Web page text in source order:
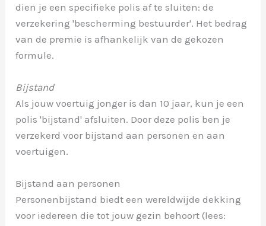
dien je een specifieke polis af te sluiten: de
verzekering 'bescherming bestuurder'. Het bedrag
van de premie is afhankelijk van de gekozen
formule.
Bijstand
Als jouw voertuig jonger is dan 10 jaar, kun je een
polis 'bijstand' afsluiten. Door deze polis ben je
verzekerd voor bijstand aan personen en aan
voertuigen.
Bijstand aan personen
Personenbijstand biedt een wereldwijde dekking
voor iedereen die tot jouw gezin behoort (lees: